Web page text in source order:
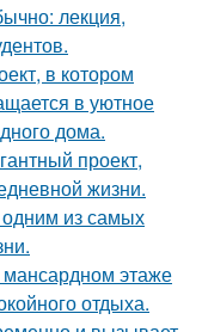
лекция,
в котором
в уютное
дома.
проект,
жизни.
одним из самых
этаже
отдыха.